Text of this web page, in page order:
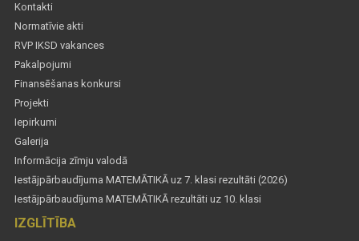
Kontakti
Normatīvie akti
RVP IKSD vakances
Pakalpojumi
Finansēšanas konkursi
Projekti
Iepirkumi
Galerija
Informācija zīmju valodā
Iestājpārbaudījuma MATEMĀTIKĀ uz 7. klasi rezultāti (2026)
Iestājpārbaudījuma MATEMĀTIKĀ rezultāti uz 10. klasi
IZGLĪTĪBA